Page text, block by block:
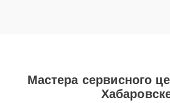
Мастера сервисного